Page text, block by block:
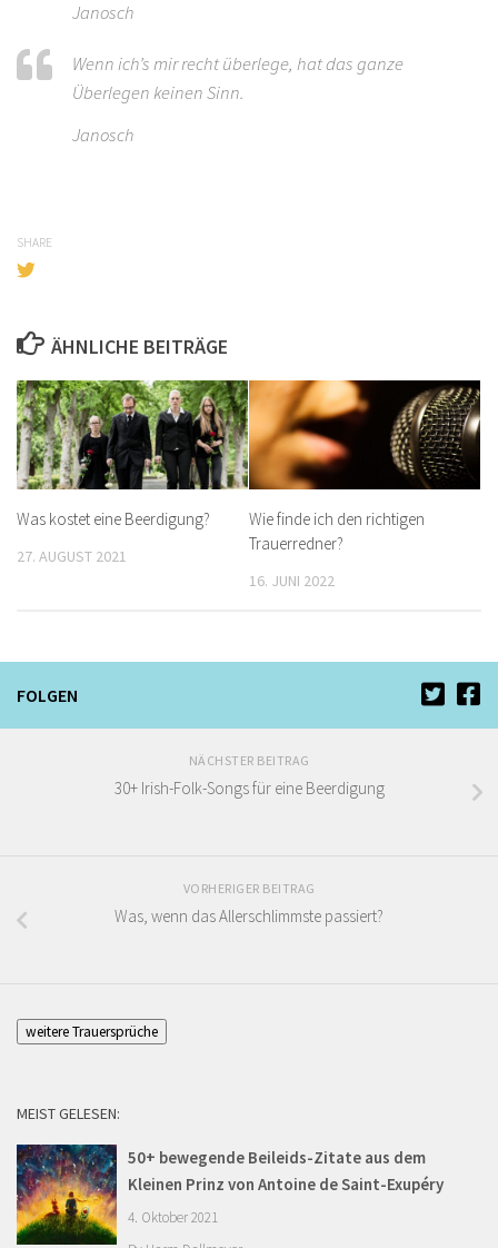
Janosch
Wenn ich’s mir recht überlege, hat das ganze
Überlegen keinen Sinn.
Janosch
SHARE
ÄHNLICHE BEITRÄGE
Was kostet eine Beerdigung?
27. AUGUST 2021
Wie finde ich den richtigen
Trauerredner?
16. JUNI 2022
FOLGEN
NÄCHSTER BEITRAG
30+ Irish-Folk-Songs für eine Beerdigung
VORHERIGER BEITRAG
Was, wenn das Allerschlimmste passiert?
weitere Trauersprüche
MEIST GELESEN:
50+ bewegende Beileids-Zitate aus dem
Kleinen Prinz von Antoine de Saint-Exupéry
4. Oktober 2021